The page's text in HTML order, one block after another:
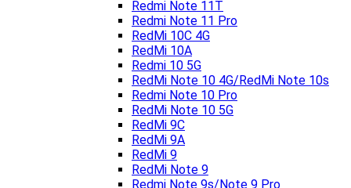
Redmi Note 11T
Redmi Note 11 Pro
RedMi 10C 4G
RedMi 10A
Redmi 10 5G
RedMi Note 10 4G/RedMi Note 10s
Redmi Note 10 Pro
RedMi Note 10 5G
RedMi 9C
RedMi 9A
RedMi 9
RedMi Note 9
Redmi Note 9s/Note 9 Pro